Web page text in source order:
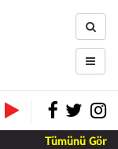
Tümünü Gör